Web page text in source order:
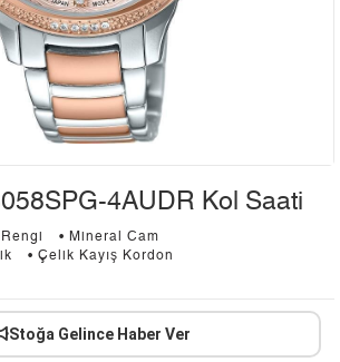
4AUDR Kol Saati
• Mineral Cam
• Çelik Kayış Kordon
Stoğa Gelince Haber Ver